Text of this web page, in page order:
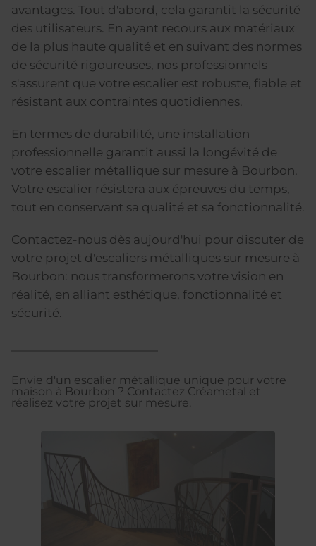
avantages. Tout d'abord, cela garantit la sécurité
des utilisateurs. En ayant recours aux matériaux
de la plus haute qualité et en suivant des normes
de sécurité rigoureuses, nos professionnels
s'assurent que votre escalier est robuste, fiable et
résistant aux contraintes quotidiennes.
En termes de durabilité, une installation
professionnelle garantit aussi la longévité de
votre escalier métallique sur mesure à Bourbon.
Votre escalier résistera aux épreuves du temps,
tout en conservant sa qualité et sa fonctionnalité.
Contactez-nous dès aujourd'hui pour discuter de
votre projet d'escaliers métalliques sur mesure à
Bourbon: nous transformerons votre vision en
réalité, en alliant esthétique, fonctionnalité et
sécurité.
Envie d'un escalier métallique unique pour votre
maison à Bourbon ? Contactez Créametal et
réalisez votre projet sur mesure.